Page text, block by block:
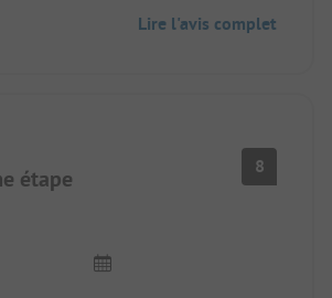
Lire l'avis complet
étape 8